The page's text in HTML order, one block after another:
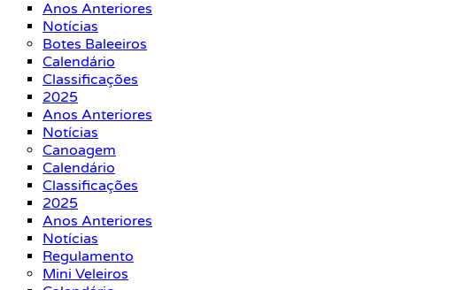
Anos Anteriores
Notícias
Botes Baleeiros
Calendário
Classificações
2025
Anos Anteriores
Notícias
Canoagem
Calendário
Classificações
2025
Anos Anteriores
Notícias
Regulamento
Mini Veleiros